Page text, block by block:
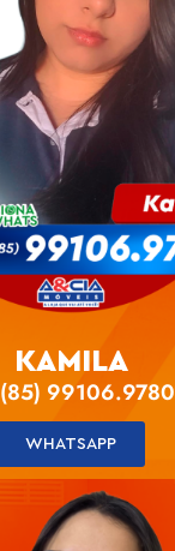
KAMILA
(85) 99106.9780
WHATSAPP